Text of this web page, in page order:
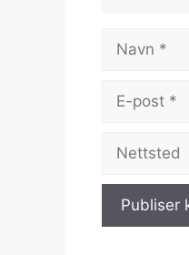
Navn
Nettsted